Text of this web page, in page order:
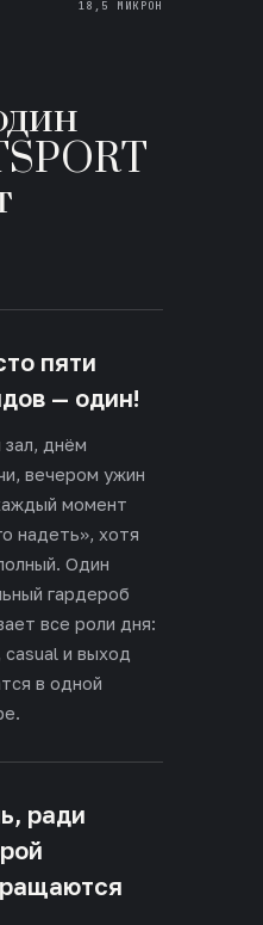
18,5 МИКРОН
пяти
— один!
днём
вечером ужин
момент
надеть», хотя
Один
гардероб
все роли дня:
casual и выход
в одной
ради